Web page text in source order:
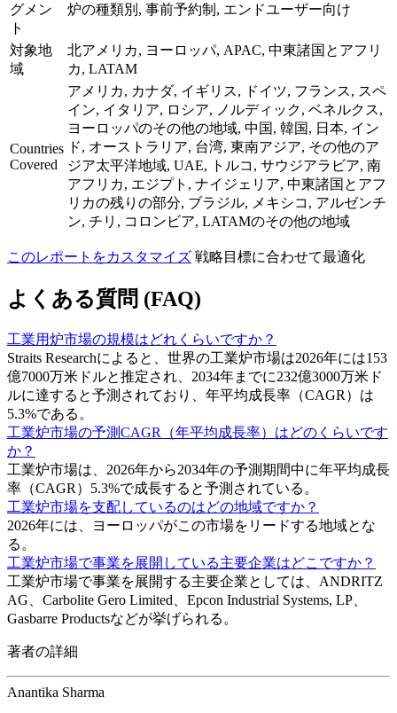
グメン
ト
炉の種類別, 事前予約制, エンドユーザー向け
対象地
域
北アメリカ, ヨーロッパ, APAC, 中東諸国とアフリ
カ, LATAM
Countries
Covered
アメリカ, カナダ, イギリス, ドイツ, フランス, スペ
イン, イタリア, ロシア, ノルディック, ベネルクス,
ヨーロッパのその他の地域, 中国, 韓国, 日本, イン
ド, オーストラリア, 台湾, 東南アジア, その他のア
ジア太平洋地域, UAE, トルコ, サウジアラビア, 南
アフリカ, エジプト, ナイジェリア, 中東諸国とアフ
リカの残りの部分, ブラジル, メキシコ, アルゼンチ
ン, チリ, コロンビア, LATAMのその他の地域
このレポートをカスタマイズ 戦略目標に合わせて最適化
よくある質問 (FAQ)
工業用炉市場の規模はどれくらいですか？
Straits Researchによると、世界の工業炉市場は2026年には153
億7000万米ドルと推定され、2034年までに232億3000万米ド
ルに達すると予測されており、年平均成長率（CAGR）は
5.3%である。
工業炉市場の予測CAGR（年平均成長率）はどのくらいです
か？
工業炉市場は、2026年から2034年の予測期間中に年平均成長
率（CAGR）5.3%で成長すると予測されている。
工業炉市場を支配しているのはどの地域ですか？
2026年には、ヨーロッパがこの市場をリードする地域とな
る。
工業炉市場で事業を展開している主要企業はどこですか？
工業炉市場で事業を展開する主要企業としては、ANDRITZ
AG、Carbolite Gero Limited、Epcon Industrial Systems, LP、
Gasbarre Productsなどが挙げられる。
著者の詳細
Anantika Sharma